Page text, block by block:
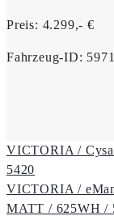
Preis: 4.299,- €
Fahrzeug-ID: 5971
Portfolio
navigation
VICTORIA /
5420
VICTORIA /
MATT / 625WH /